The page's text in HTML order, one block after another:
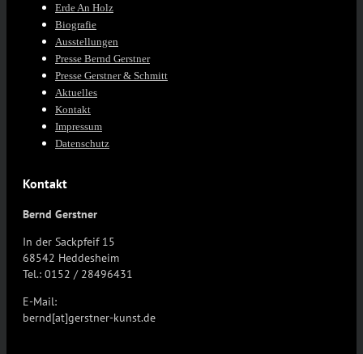
Erde An Holz
Biografie
Ausstellungen
Presse Bernd Gerstner
Presse Gerstner & Schmitt
Aktuelles
Kontakt
Impressum
Datenschutz
Kontakt
Bernd Gerstner
In der Sackpfeif 15
68542 Heddesheim
Tel.: 0152 / 28496431
E-Mail:
bernd[at]gerstner-kunst.de